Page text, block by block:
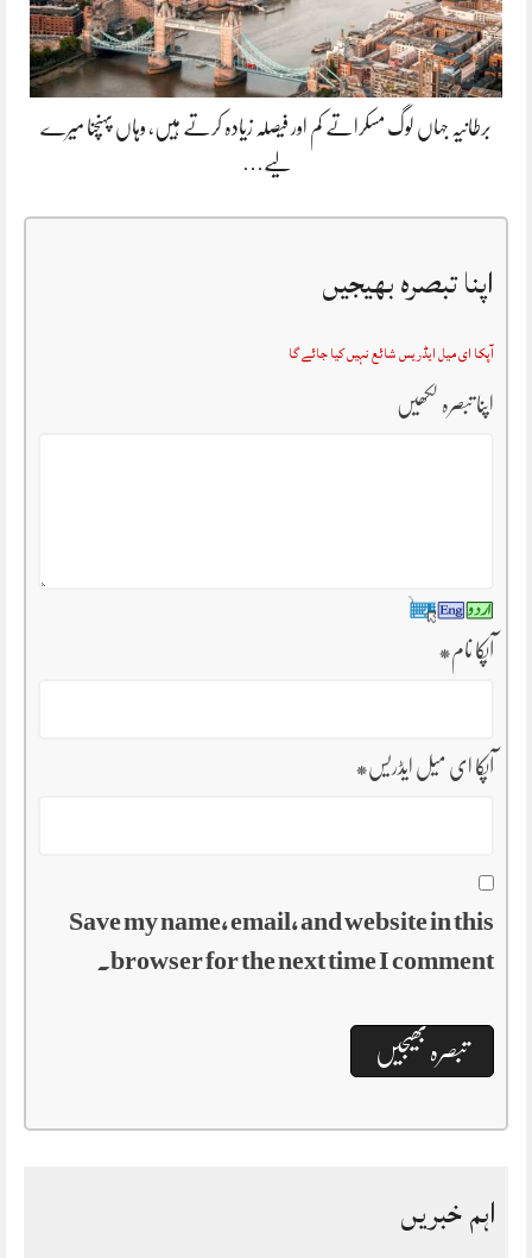
برطانیہ جہاں لوگ مسکراتے کم اور فیصلہ زیادہ کرتے ہیں، وہاں پہنچنا میرے
لیے…
اپنا تبصرہ بھیجیں
آپکا ای میل ایڈریس شائع نہیں کیا جائے گا
اپنا تبصرہ لکھیں
آپکا نام*
آپکا ای میل ایڈریس*
Save my name, email, and website in this
browser for the next time I comment.
اہم خبریں